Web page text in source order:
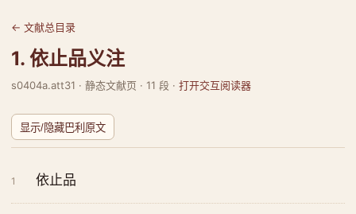
← 文献总目录
1. 依止品义注
s0404a.att31 · 静态文献页 · 11 段 · 打开交互阅读器
显示/隐藏巴利原文
1 依止品